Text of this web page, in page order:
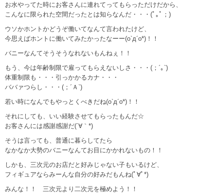
お水やってた時にお客さんに連れてってもらっただけだから、
こんなに限られた空間だったとは知らなんだ・・・(ﾟ｡ﾟ；)
ウソかホントかどうぞ働いてなんて言われたけど、
今思えばホントに働いてみたかったなーー(o`д´o*)！！
バニーなんてそうそうなれないもんねぇ！！
もう、今は年齢制限で雇ってもらえないしさ・・・(；´｡`)
体重制限も・・・引っかかるカナ・・・
ババァつらし・・・(；´Ａ`)
若い時になんでもやっとくべきだね(o`д´o*)！！
それにしても、いい経験させてもらったもんだ☆
お客さんには感謝感謝だ(´∀｀*)
そうは言っても、普通に暮らしてたら
なかなか大勢のバニーなんてお目にかかれないもの！！
しかも、三次元のお店だと好みじゃない子もいるけど、
フィギュアならみーんな自分の好みだもんね(ﾟ∀ﾟ*)
みんな！！ 三次元より二次元を極めよう！！